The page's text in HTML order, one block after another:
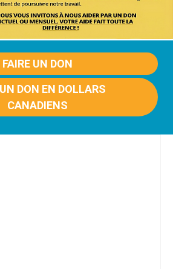
FAIRE UN DON
DON EN DOLLARS
CANADIENS